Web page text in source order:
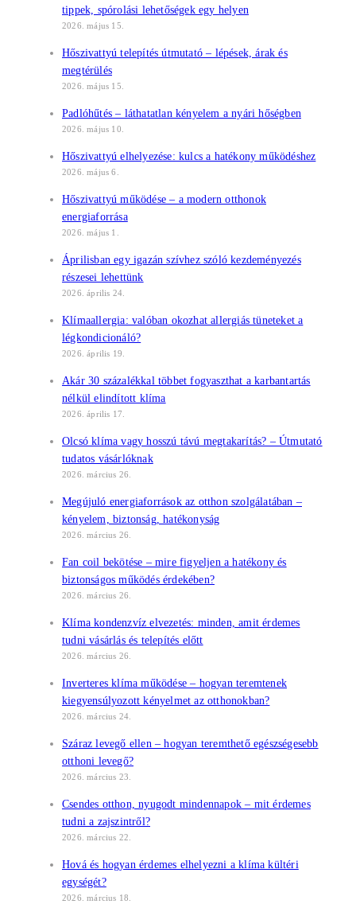
tippek, spórolási lehetőségek egy helyen
2026. május 15.
Hőszivattyú telepítés útmutató – lépések, árak és
megtérülés
2026. május 15.
Padlóhűtés – láthatatlan kényelem a nyári hőségben
2026. május 10.
Hőszivattyú elhelyezése: kulcs a hatékony működéshez
2026. május 6.
Hőszivattyú működése – a modern otthonok
energiaforrása
2026. május 1.
Áprilisban egy igazán szívhez szóló kezdeményezés
részesei lehettünk
2026. április 24.
Klímaallergia: valóban okozhat allergiás tüneteket a
légkondicionáló?
2026. április 19.
Akár 30 százalékkal többet fogyaszthat a karbantartás
nélkül elindított klíma
2026. április 17.
Olcsó klíma vagy hosszú távú megtakarítás? – Útmutató
tudatos vásárlóknak
2026. március 26.
Megújuló energiaforrások az otthon szolgálatában –
kényelem, biztonság, hatékonyság
2026. március 26.
Fan coil bekötése – mire figyeljen a hatékony és
biztonságos működés érdekében?
2026. március 26.
Klíma kondenzvíz elvezetés: minden, amit érdemes
tudni vásárlás és telepítés előtt
2026. március 26.
Inverteres klíma működése – hogyan teremtenek
kiegyensúlyozott kényelmet az otthonokban?
2026. március 24.
Száraz levegő ellen – hogyan teremthető egészségesebb
otthoni levegő?
2026. március 23.
Csendes otthon, nyugodt mindennapok – mit érdemes
tudni a zajszintről?
2026. március 22.
Hová és hogyan érdemes elhelyezni a klíma kültéri
egységét?
2026. március 18.